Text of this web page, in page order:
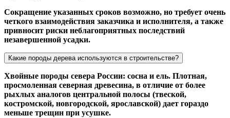
Сокращение указанных сроков возможно, но требует очень
четкого взаимодействия заказчика и исполнителя, а также
привносит риски неблагоприятных последствий
незавершенной усадки.
Какие породы дерева используются в строительстве?
Хвойные породы севера России: сосна и ель. Плотная,
просмоленная северная древесина, в отличие от более
рыхлых аналогов центральной полосы (твеской,
костромской, новгородской, ярославской) дает гораздо
меньше трещин при усушке.